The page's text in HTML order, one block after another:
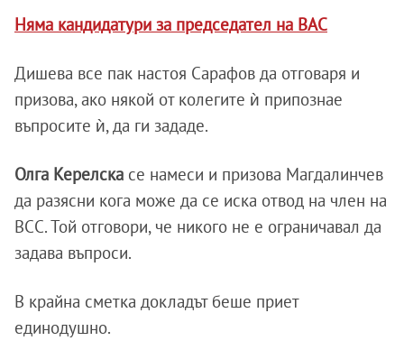
Няма кандидатури за председател на ВАС
Дишева все пак настоя Сарафов да отговаря и
призова, ако някой от колегите ѝ припознае
въпросите ѝ, да ги зададе.
Олга Керелска се намеси и призова Магдалинчев
да разясни кога може да се иска отвод на член на
ВСС. Той отговори, че никого не е ограничавал да
задава въпроси.
В крайна сметка докладът беше приет
единодушно.